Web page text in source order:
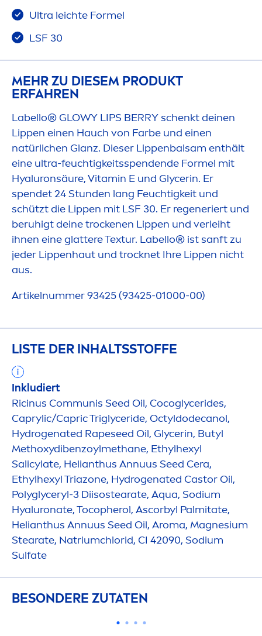
Ultra leichte Formel
LSF 30
MEHR ZU DIESEM PRODUKT
ERFAHREN
Labello® GLOWY LIPS BERRY schenkt deinen
Lippen einen Hauch von Farbe und einen
natürlichen Glanz. Dieser Lippenbalsam enthält
eine ultra-feuchtigkeitsspendende Formel mit
Hyaluronsäure,Vitamin E und Glycerin. Er
spendet 24 Stunden lang Feuchtigkeit und
schützt die Lippen mit LSF 30. Er regeneriert und
beruhigt deine trockenen Lippen und verleiht
ihnen eine glattere Textur. Labello® ist sanft zu
jeder Lippenhaut und trocknet Ihre Lippen nicht
aus.
Artikelnummer 93425 (93425-01000-00)
LISTE DER INHALTSSTOFFE
Inkludiert
Ricinus Communis Seed Oil, Cocoglycerides,
Caprylic/Capric Triglyceride, Octyldodecanol,
Hydrogenated Rapeseed Oil, Glycerin, Butyl
Methoxydibenzoylmethane, Ethylhexyl
Salicylate, Helianthus Annuus Seed Cera,
Ethylhexyl Triazone, Hydrogenated Castor Oil,
Polyglyceryl-3 Diisostearate, Aqua, Sodium
Hyaluronate, Tocopherol, Ascorbyl Palmitate,
Helianthus Annuus Seed Oil, Aroma, Magnesium
Stearate, Natriumchlorid, CI 42090, Sodium
Sulfate
BESONDERE ZUTATEN